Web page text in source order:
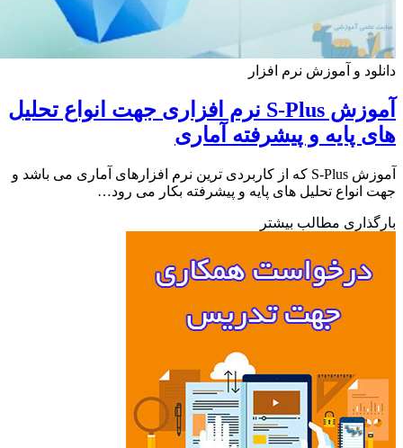
و آموزش نرم افزار
آموزش S-Plus نرم افزاری جهت انواع تحلیل
پایه و پیشرفته آماری
آموزش S-Plus که از کاربردی ترین نرم افزارهای آماری می باشد و
تحلیل های پایه و پیشرفته بکار می رود…
مطالب بیشتر